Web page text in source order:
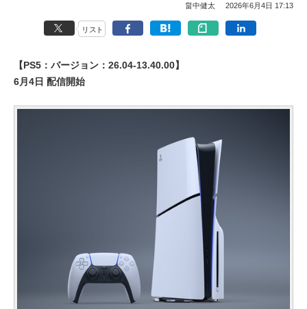
畠中健太 2026年6月4日 17:13
リスト
【PS5：バージョン：26.04-13.40.00】
6月4日 配信開始